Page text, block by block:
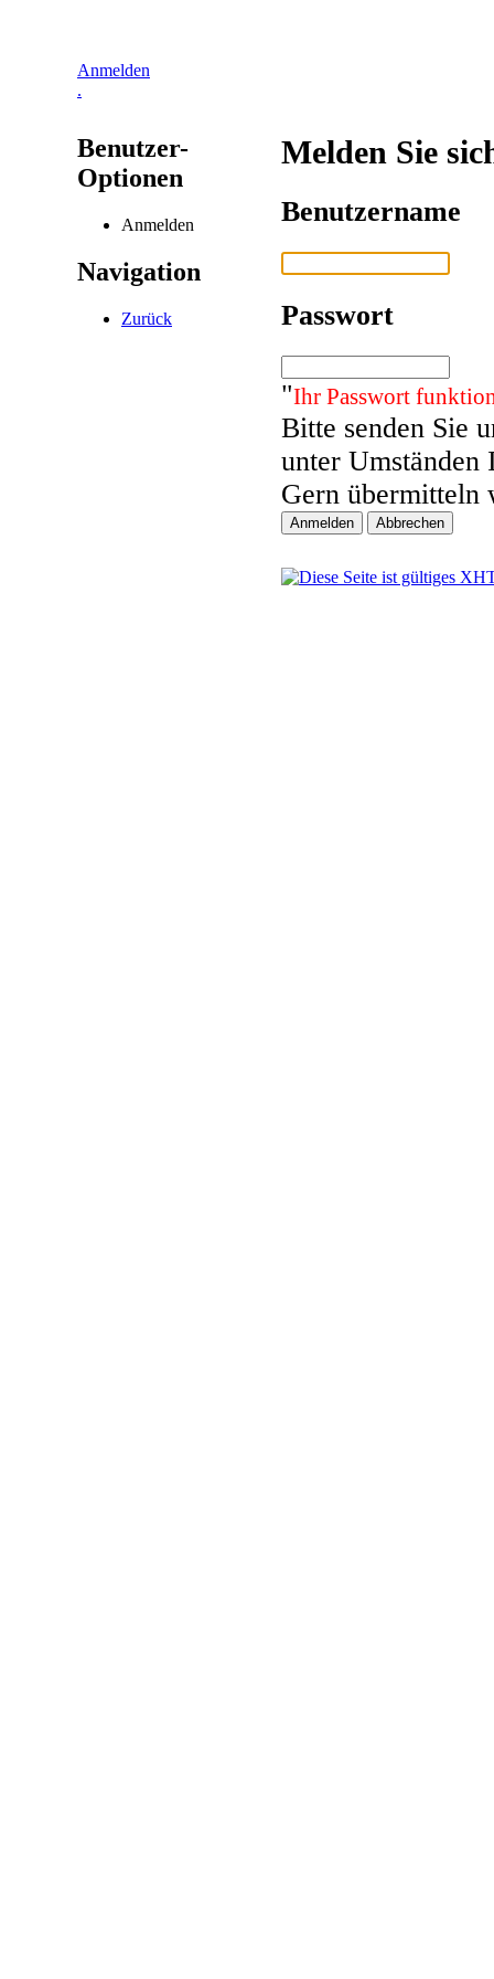
Anmelden
.
Benutzer-
Optionen
Anmelden
Navigation
Zurück
Melden Sie
Benutzername
Passwort
"Ihr Passwort
Bitte senden Sie
unter Umständen
Gern übermitteln